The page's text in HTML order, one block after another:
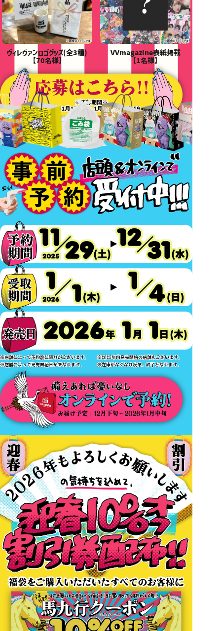
ヴィレヴァンロゴグッズ(全3種)
【70名様】
VVmagazine表紙掲載
【1名様】
※店舗によって予約数に限りがございます。
※店舗によって発売開始日が異なります。
※2025年内発売開始の店舗もございます。
※在庫がなくなり次第、終了となります。